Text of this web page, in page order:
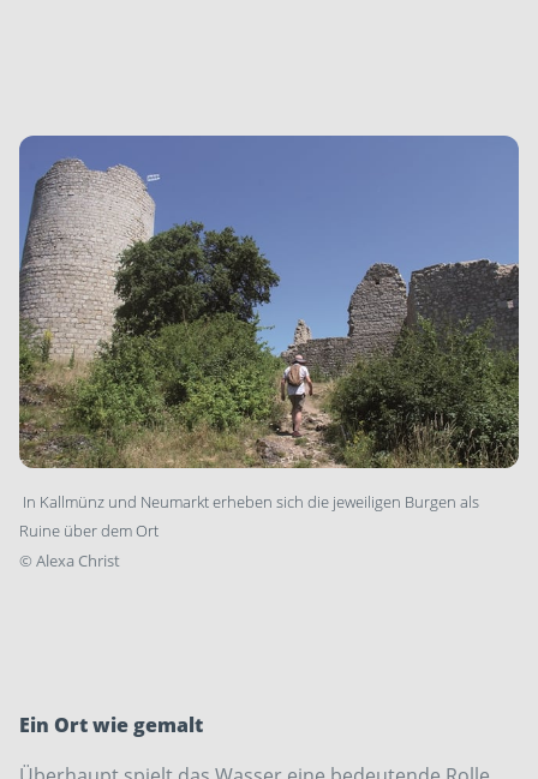
In Kallmünz und Neumarkt erheben sich die jeweiligen Burgen als
Ruine über dem Ort
© Alexa Christ
Ein Ort wie gemalt